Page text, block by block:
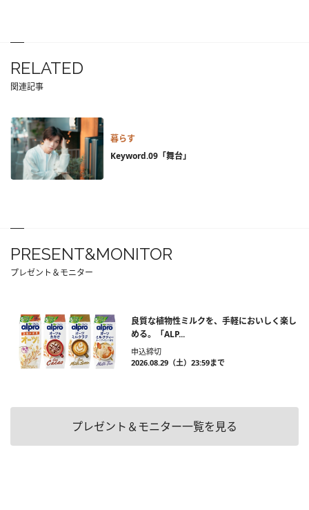
RELATED
関連記事
暮らす
Keyword.09「舞台」
PRESENT&MONITOR
プレゼント＆モニター
良質な植物性ミルクを、手軽においしく楽し
める。「ALP...
申込締切
2026.08.29（土）23:59まで
プレゼント＆モニター一覧を見る